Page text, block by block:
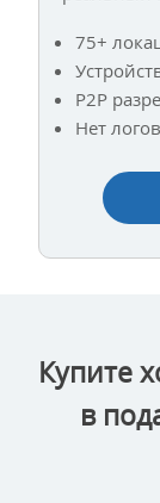
75+
P2P
Нет логов
Купите
в